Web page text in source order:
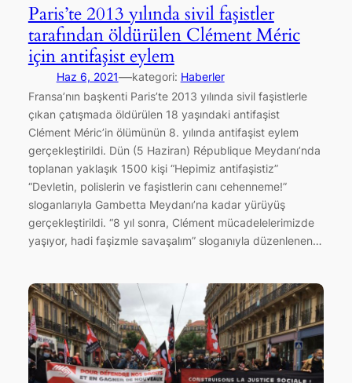
Paris’te 2013 yılında sivil faşistler
tarafından öldürülen Clément Méric
için antifaşist eylem
Haz 6, 2021—kategori: Haberler
Fransa’nın başkenti Paris’te 2013 yılında sivil faşistlerle
çıkan çatışmada öldürülen 18 yaşındaki antifaşist
Clément Méric’in ölümünün 8. yılında antifaşist eylem
gerçekleştirildi. Dün (5 Haziran) République Meydanı’nda
toplanan yaklaşık 1500 kişi “Hepimiz antifaşistiz”
“Devletin, polislerin ve faşistlerin canı cehenneme!”
sloganlarıyla Gambetta Meydanı’na kadar yürüyüş
gerçekleştirildi. “8 yıl sonra, Clément mücadelelerimizde
yaşıyor, hadi faşizmle savaşalım” sloganıyla düzenlenen…